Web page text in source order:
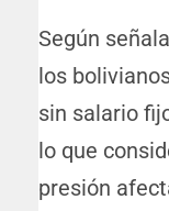
Según
los
sin salario
lo que
presión